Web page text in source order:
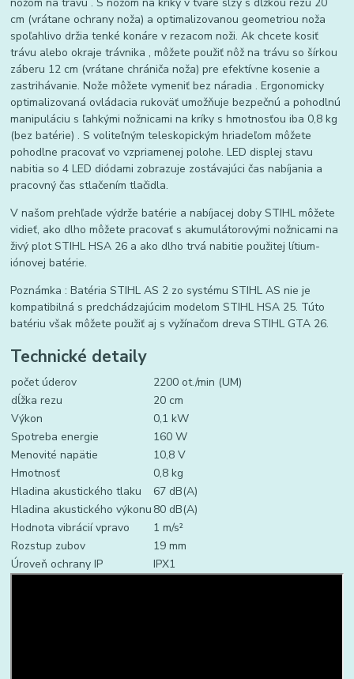
cm (vrátane ochrany noža) a optimalizovanou geometriou noža
spoľahlivo držia tenké konáre v rezacom noži. Ak chcete kosiť
trávu alebo okraje trávnika , môžete použiť nôž na trávu so šírkou
záberu 12 cm (vrátane chrániča noža) pre efektívne kosenie a
zastrihávanie. Nože môžete vymeniť bez náradia . Ergonomicky
optimalizovaná ovládacia rukoväť umožňuje bezpečnú a pohodlnú
manipuláciu s ľahkými nožnicami na kríky s hmotnosťou iba 0,8 kg
(bez batérie) . S voliteľným teleskopickým hriadeľom môžete
pohodlne pracovať vo vzpriamenej polohe. LED displej stavu
nabitia so 4 LED diódami zobrazuje zostávajúci čas nabíjania a
pracovný čas stlačením tlačidla.
V našom prehľade výdrže batérie a nabíjacej doby STIHL môžete
vidieť, ako dlho môžete pracovať s akumulátorovými nožnicami na
živý plot STIHL HSA 26 a ako dlho trvá nabitie použitej lítium-
iónovej batérie.
Poznámka : Batéria STIHL AS 2 zo systému STIHL AS nie je
kompatibilná s predchádzajúcim modelom STIHL HSA 25. Túto
batériu však môžete použiť aj s vyžínačom dreva STIHL GTA 26.
Technické detaily
počet úderov
2200 ot./min (UM)
dĺžka rezu
20 cm
Výkon
0,1 kW
Spotreba energie
160 W
Menovité napätie
10,8 V
Hmotnosť
0,8 kg
Hladina akustického tlaku
67 dB(A)
Hladina akustického výkonu 80 dB(A)
Hodnota vibrácií vpravo
1 m/s²
Rozstup zubov
19 mm
Úroveň ochrany IP
IPX1